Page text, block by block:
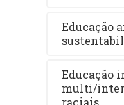
Educação
Educação
multi/
raciais